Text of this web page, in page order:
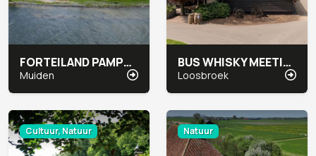
FORTEILAND PAMPUS
Muiden
BUS WHISKY MEETING & EVENTS
Loosbroek
Cultuur, Natuur Natuur